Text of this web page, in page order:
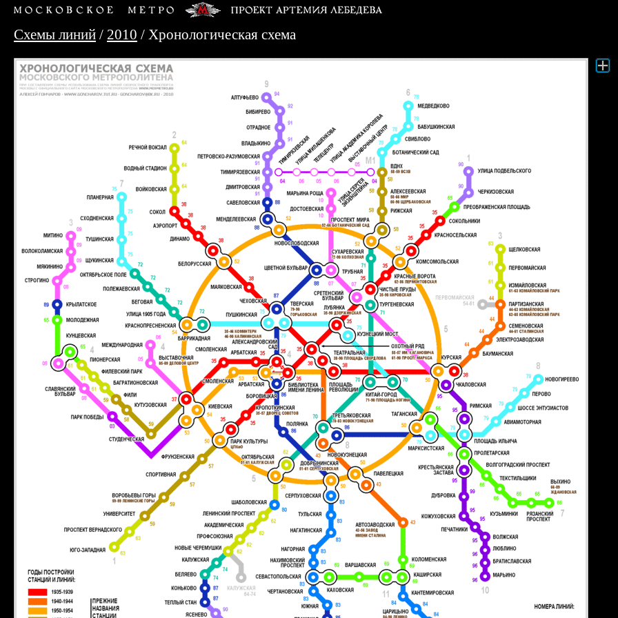
Схемы линий / 2010 / Хронологическая схема